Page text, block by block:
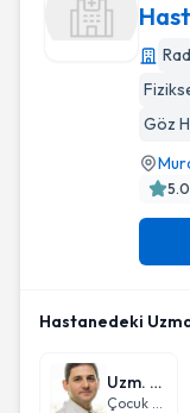
Göz
5.0
Hastanedeki
Uzm. Dr. Demir Gökçer Özek
Çocuk Sağlığı ve Hastalıkları